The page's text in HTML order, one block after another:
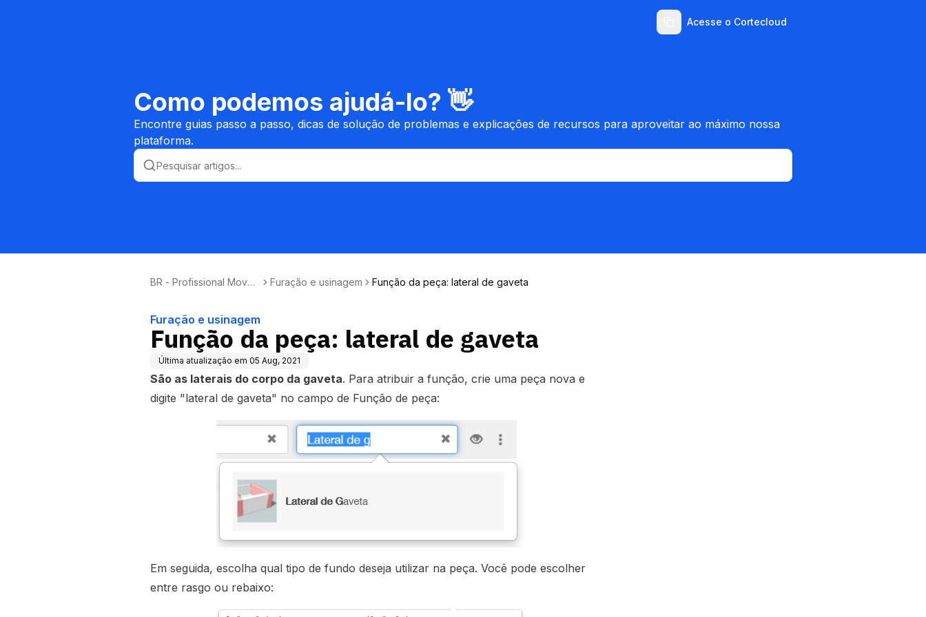
Acesse o Cortecloud
Como podemos ajudá-lo? 👋
Encontre guias passo a passo, dicas de solução de problemas e explicações de recursos para aproveitar ao máximo nossa
plataforma.
BR - Profissional Movel
Furação e usinagem Função da peça: lateral de gaveta
Furação e usinagem
Função da peça: lateral de gaveta
Última atualização em 05 Aug, 2021
São as laterais do corpo da gaveta. Para atribuir a função, crie uma peça nova e
digite "lateral de gaveta" no campo de Função de peça:
Em seguida, escolha qual tipo de fundo deseja utilizar na peça. Você pode escolher
entre rasgo ou rebaixo: